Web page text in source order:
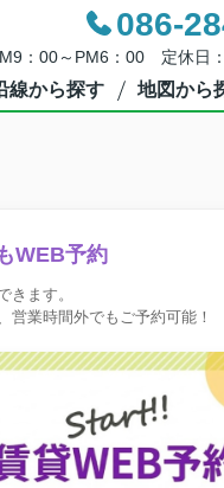
086-
：00～PM6：00 定休日
線から探す 地図から
WEB予約
きます。
営業時間外でもご予約可能！